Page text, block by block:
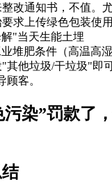
改通知书，不值。
求上传绿色包装使用
"当天生能土埋​
堆肥条件（高温高
其他垃圾/干垃圾"即
顾客。